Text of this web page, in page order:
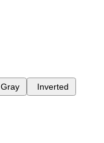
Gray Inverted